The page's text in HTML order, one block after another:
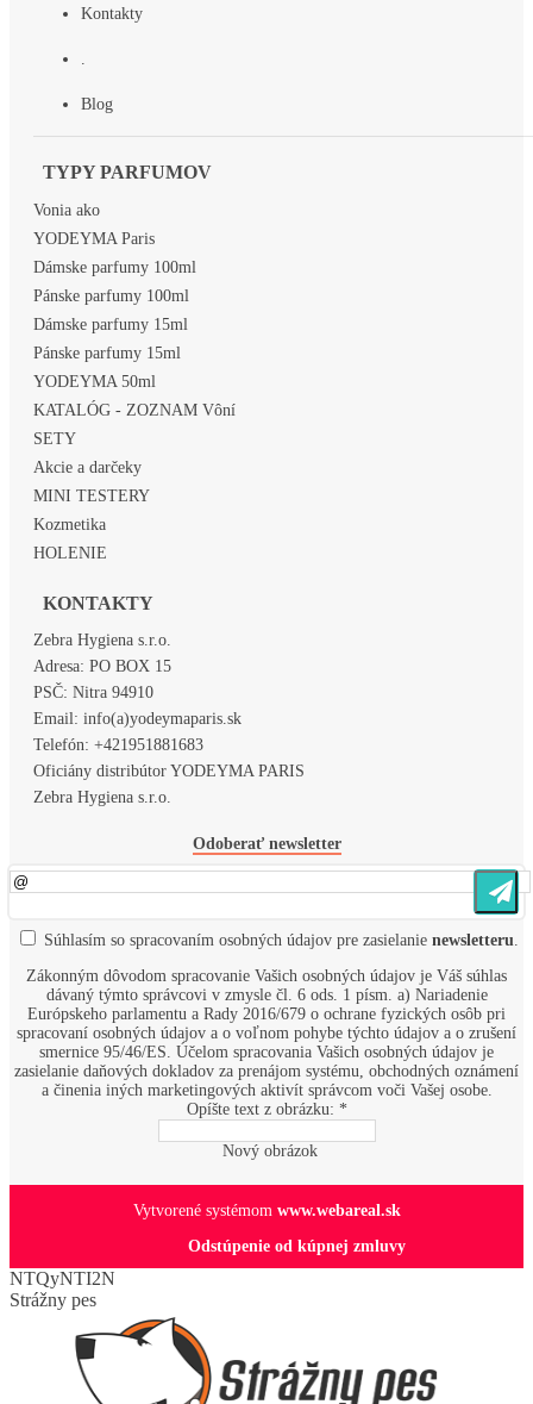
Kontakty
.
Blog
TYPY PARFUMOV
Vonia ako
YODEYMA Paris
Dámske parfumy 100ml
Pánske parfumy 100ml
Dámske parfumy 15ml
Pánske parfumy 15ml
YODEYMA 50ml
KATALÓG - ZOZNAM Vôní
SETY
Akcie a darčeky
MINI TESTERY
Kozmetika
HOLENIE
KONTAKTY
Zebra Hygiena s.r.o.
Adresa: PO BOX 15
PSČ: Nitra 94910
Email: info(a)yodeymaparis.sk
Telefón: +421951881683
Oficiány distribútor YODEYMA PARIS
Zebra Hygiena s.r.o.
Odoberať newsletter
Súhlasím so spracovaním osobných údajovpre zasielanie newsletteru.
Zákonným dôvodom spracovanie Vašich osobných údajov je Váš súhlas
dávaný týmto správcovi v zmysle čl. 6 ods. 1 písm. a) Nariadenie
Európskeho parlamentu a Rady 2016/679 o ochrane fyzických osôb pri
spracovaní osobných údajov a o voľnom pohybe týchto údajov a o zrušení
smernice 95/46/ES. Účelom spracovania Vašich osobných údajov je
zasielanie daňových dokladov za prenájom systému, obchodných oznámení
a činenia iných marketingových aktivít správcom voči Vašej osobe.
Opíšte text z obrázku: *
Nový obrázok
Vytvorené systémom www.webareal.sk
Odstúpenie od kúpnej zmluvy
NTQyNTI2N
Strážny pes